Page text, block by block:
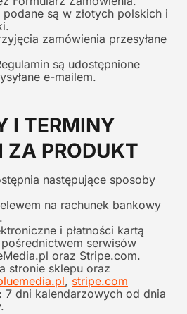
są w złotych polskich i
zamówienia przesyłane
są udostępnione
e-mailem.
I TERMINY
ZA PRODUKT
następujące sposoby
na rachunek bankowy
i płatności kartą
pośrednictwem serwisów
oraz Stripe.com.
stronie sklepu oraz
, stripe.com
7 dni kalendarzowych od dnia